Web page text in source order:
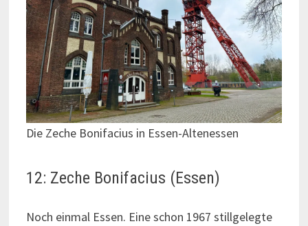
Die Zeche Bonifacius in Essen-Altenessen
12: Zeche Bonifacius (Essen)
Noch einmal Essen. Eine schon 1967 stillgelegte